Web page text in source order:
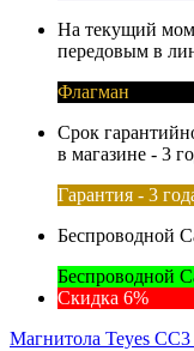
На текущий
передовым в
Флагман
Срок
в магазине - 3
Гарантия - 3
Беспроводной
Беспроводной
Скидка 6%
Магнитола Teyes